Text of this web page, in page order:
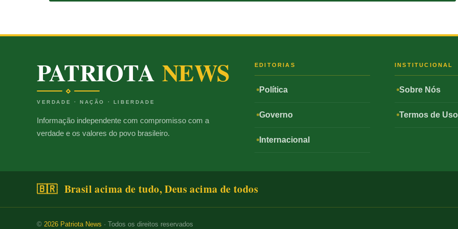
PATRIOTA NEWS
VERDADE · NAÇÃO · LIBERDADE
Informação independente com compromisso com a
verdade e os valores do povo brasileiro.
EDITORIAS
Política
Governo
Internacional
INSTITUCIONAL
Sobre Nós
Termos de Uso
🇧🇷 Brasil acima de tudo, Deus acima de todos
© 2026 Patriota News · Todos os direitos reservados